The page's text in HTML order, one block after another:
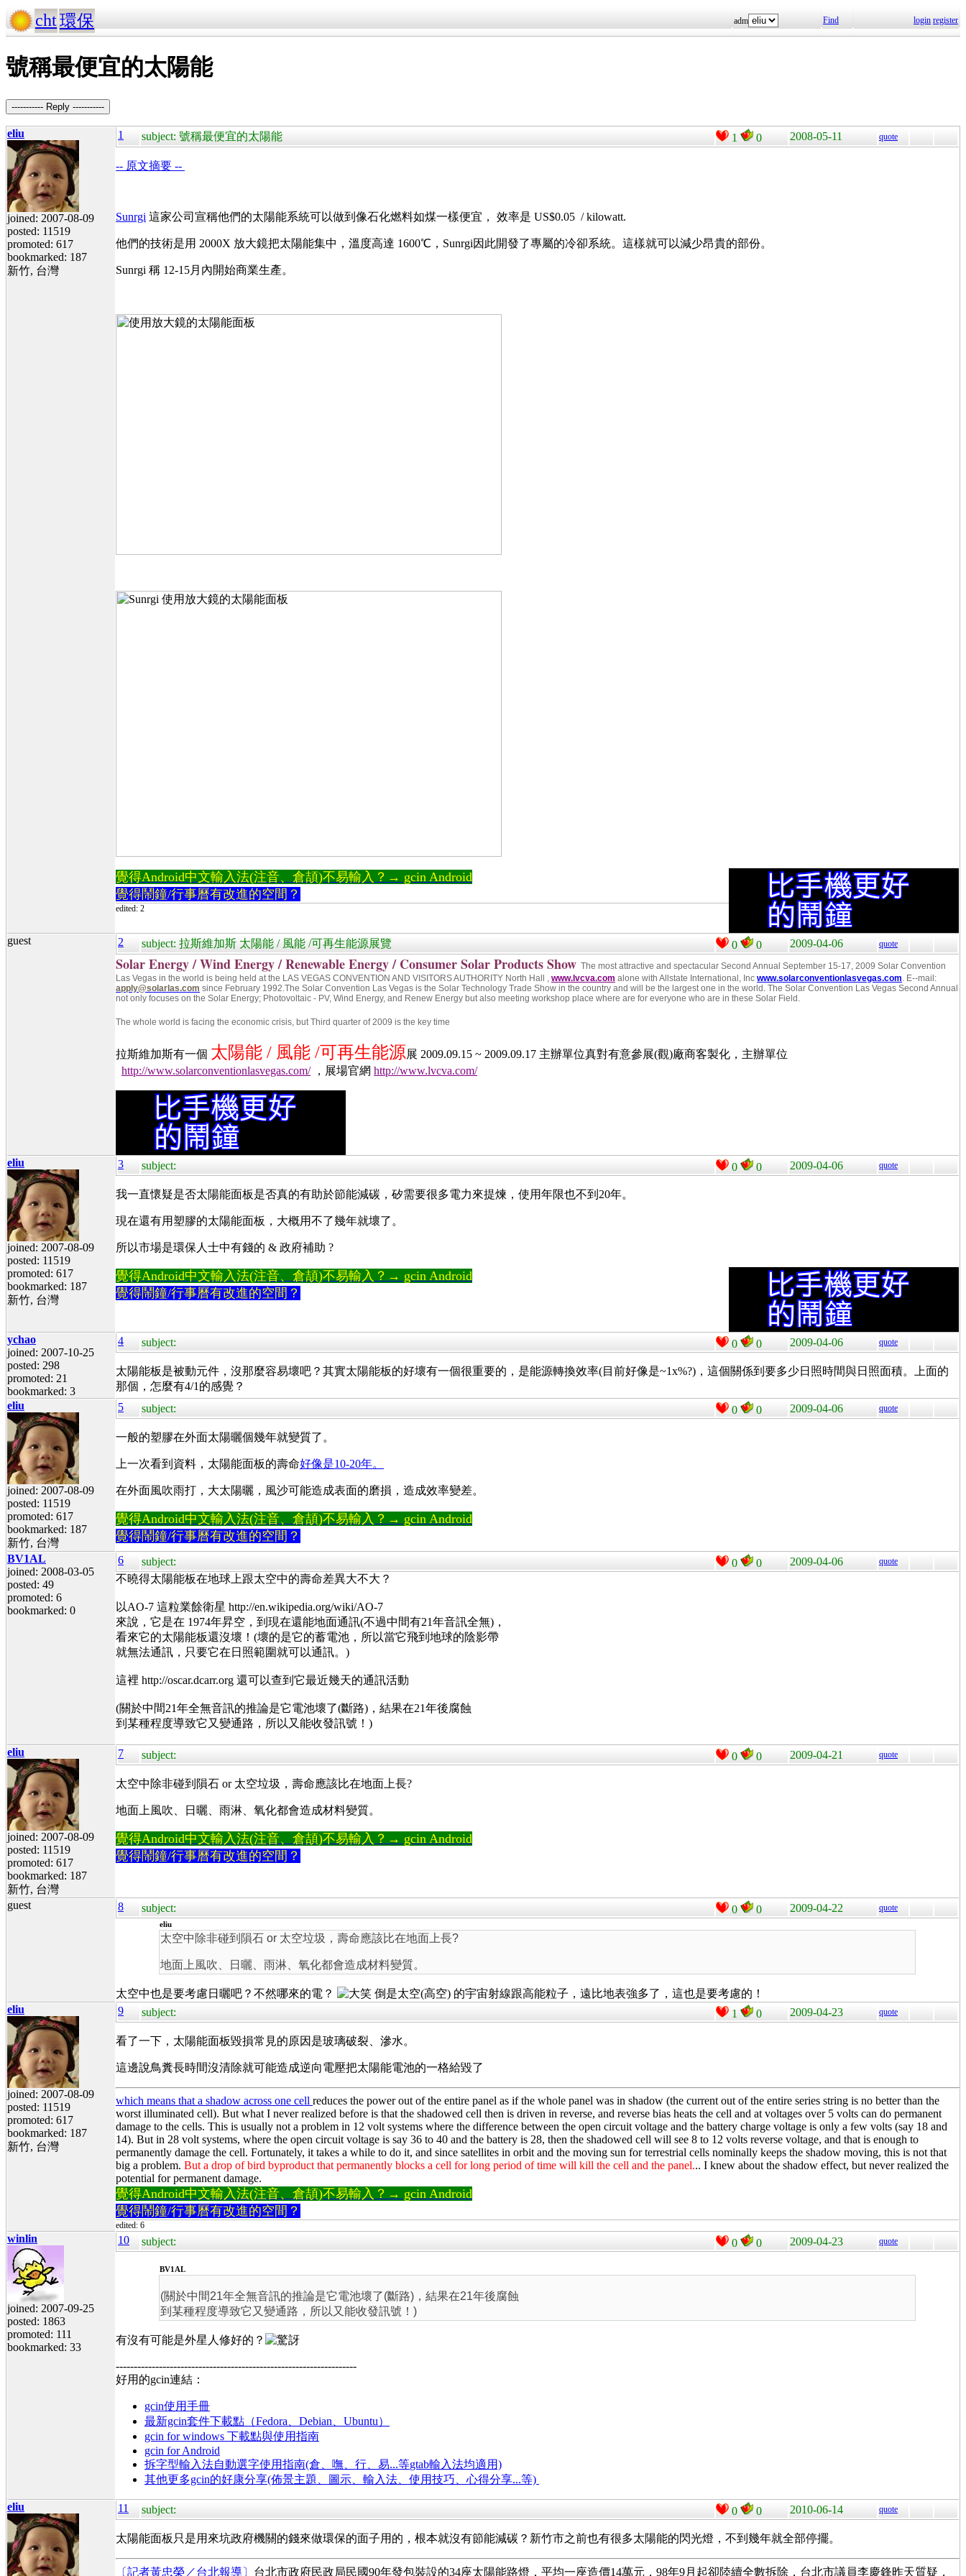
cht環保 adm Find login register
號稱最便宜的太陽能
----------- Reply -----------
eliu
joined: 2007-08-09
posted: 11519
promoted: 617
bookmarked: 187
新竹, 台灣
1 subject: 號稱最便宜的太陽能 1 0 2008-05-11 quote
-- 原文摘要 --
Sunrgi 這家公司宣稱他們的太陽能系統可以做到像石化燃料如煤一樣便宜， 效率是 US$0.05 / kilowatt.
他們的技術是用 2000X 放大鏡把太陽能集中，溫度高達 1600℃，Sunrgi因此開發了專屬的冷卻系統。這樣就可以減少昂貴的部份。
Sunrgi 稱 12-15月內開始商業生產。
覺得Android中文輸入法(注音、倉頡)不易輸入？→ gcin Android
覺得鬧鐘/行事曆有改進的空間？
edited: 2
guest 2 subject: 拉斯維加斯 太陽能 / 風能 /可再生能源展覽 0 0 2009-04-06 quote
Solar Energy / Wind Energy / Renewable Energy / Consumer Solar Products Show The most attractive and spectacular Second Annual September 15-17, 2009 Solar Convention
Las Vegas in the world is being held at the LAS VEGAS CONVENTION AND VISITORS AUTHORITY North Hall , www.lvcva.com alone with Allstate International, Inc www.solarconventionlasvegas.com. E--mail:
apply@solarlas.com since February 1992.The Solar Convention Las Vegas is the Solar Technology Trade Show in the country and will be the largest one in the world. The Solar Convention Las Vegas Second Annual
not only focuses on the Solar Energy; Photovoltaic - PV, Wind Energy, and Renew Energy but also meeting workshop place where are for everyone who are in these Solar Field.
The whole world is facing the economic crisis, but Third quarter of 2009 is the key time
拉斯維加斯有一個 太陽能 / 風能 /可再生能源展 2009.09.15 ~ 2009.09.17 主辦單位真對有意參展(觀)廠商客製化，主辦單位
http://www.solarconventionlasvegas.com/
，展場官網 http://www.lvcva.com/
eliu
joined: 2007-08-09
posted: 11519
promoted: 617
bookmarked: 187
新竹, 台灣
3 subject: 0 0 2009-04-06 quote
我一直懷疑是否太陽能面板是否真的有助於節能減碳，矽需要很多電力來提煉，使用年限也不到20年。
現在還有用塑膠的太陽能面板，大概用不了幾年就壞了。
所以市場是環保人士中有錢的 & 政府補助 ?
覺得Android中文輸入法(注音、倉頡)不易輸入？→ gcin Android
覺得鬧鐘/行事曆有改進的空間？
ychao
joined: 2007-10-25
posted: 298
promoted: 21
bookmarked: 3
4 subject: 0 0 2009-04-06 quote
太陽能板是被動元件，沒那麼容易壞吧？其實太陽能板的好壞有一個很重要的，是能源轉換效率(目前好像是~1x%?)，這個關係到要多少日照時間與日照面積。上面的
那個，怎麼有4/1的感覺？
eliu
joined: 2007-08-09
posted: 11519
promoted: 617
bookmarked: 187
新竹, 台灣
5 subject: 0 0 2009-04-06 quote
一般的塑膠在外面太陽曬個幾年就變質了。
上一次看到資料，太陽能面板的壽命好像是10-20年。
在外面風吹雨打，大太陽曬，風沙可能造成表面的磨損，造成效率變差。
覺得Android中文輸入法(注音、倉頡)不易輸入？→ gcin Android
覺得鬧鐘/行事曆有改進的空間？
BV1AL
joined: 2008-03-05
posted: 49
promoted: 6
bookmarked: 0
6 subject: 0 0 2009-04-06 quote
不曉得太陽能板在地球上跟太空中的壽命差異大不大？
以AO-7 這粒業餘衛星 http://en.wikipedia.org/wiki/AO-7
來說，它是在 1974年昇空，到現在還能地面通訊(不過中間有21年音訊全無)，
看來它的太陽能板還沒壞！(壞的是它的蓄電池，所以當它飛到地球的陰影帶
就無法通訊，只要它在日照範圍就可以通訊。)
這裡 http://oscar.dcarr.org 還可以查到它最近幾天的通訊活動
(關於中間21年全無音訊的推論是它電池壞了(斷路)，結果在21年後腐蝕
到某種程度導致它又變通路，所以又能收發訊號！)
eliu
joined: 2007-08-09
posted: 11519
promoted: 617
bookmarked: 187
新竹, 台灣
7 subject: 0 0 2009-04-21 quote
太空中除非碰到隕石 or 太空垃圾，壽命應該比在地面上長?
地面上風吹、日曬、雨淋、氧化都會造成材料變質。
覺得Android中文輸入法(注音、倉頡)不易輸入？→ gcin Android
覺得鬧鐘/行事曆有改進的空間？
guest 8 subject: 0 0 2009-04-22 quote
eliu
太空中除非碰到隕石 or 太空垃圾，壽命應該比在地面上長?
地面上風吹、日曬、雨淋、氧化都會造成材料變質。
太空中也是要考慮日曬吧？不然哪來的電？
倒是太空(高空) 的宇宙射線跟高能粒子，遠比地表強多了，這也是要考慮的！
eliu
joined: 2007-08-09
posted: 11519
promoted: 617
bookmarked: 187
新竹, 台灣
9 subject: 1 0 2009-04-23 quote
看了一下，太陽能面板毀損常見的原因是玻璃破裂、滲水。
這邊說鳥糞長時間沒清除就可能造成逆向電壓把太陽能電池的一格給毀了
which means that a shadow across one cell reduces the power out of the entire panel as if the whole panel was in shadow (the current out of the entire series string is no better than the
worst illuminated cell). But what I never realized before is that the shadowed cell then is driven in reverse, and reverse bias heats the cell and at voltages over 5 volts can do permanent
damage to the cells. This is usually not a problem in 12 volt systems where the difference between the open circuit voltage and the battery charge voltage is only a few volts (say 18 and
14). But in 28 volt systems, where the open circuit voltage is say 36 to 40 and the battery is 28, then the shadowed cell will see 8 to 12 volts reverse voltage, and that is enough to
permanently damage the cell. Fortunately, it takes a while to do it, and since satellites in orbit and the moving sun for terrestrial cells nominally keeps the shadow moving, this is not that
big a problem. But a drop of bird byproduct that permanently blocks a cell for long period of time will kill the cell and the panel... I knew about the shadow effect, but never realized the
potential for permanent damage.
覺得Android中文輸入法(注音、倉頡)不易輸入？→ gcin Android
覺得鬧鐘/行事曆有改進的空間？
edited: 6
winlin
joined: 2007-09-25
posted: 1863
promoted: 111
bookmarked: 33
10 subject: 0 0 2009-04-23 quote
BV1AL
(關於中間21年全無音訊的推論是它電池壞了(斷路)，結果在21年後腐蝕
到某種程度導致它又變通路，所以又能收發訊號！)
有沒有可能是外星人修好的？
-------------------------------------------------------------------
好用的gcin連結：
gcin使用手冊
最新gcin套件下載點（Fedora、Debian、Ubuntu）
gcin for windows 下載點與使用指南
gcin for Android
拆字型輸入法自動選字使用指南(倉、嘸、行、易...等gtab輸入法均適用)
其他更多gcin的好康分享(佈景主題、圖示、輸入法、使用技巧、心得分享...等)
eliu 11 subject: 0 0 2010-06-14 quote
太陽能面板只是用來坑政府機關的錢來做環保的面子用的，根本就沒有節能減碳？新竹市之前也有很多太陽能的閃光燈，不到幾年就全部停擺。
〔記者黃忠榮／台北報導〕 台北市政府民政局民國90年發包裝設的34座太陽能路燈，平均一座造價14萬元，98年9月起卻陸續全數拆除，台北市議員李慶鋒昨天質疑，